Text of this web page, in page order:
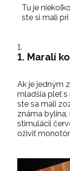
Tu je
ste si mali
1. Maralí
Ak je jedným
mladšia pleť
ste sa mali
známa bylina,
stimulácii
oživiť